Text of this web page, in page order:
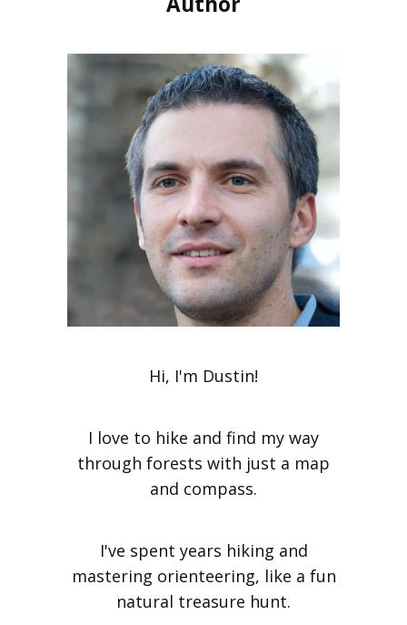
Hi, I'm Dustin!
I love to hike and find my way
through forests with just a map
and compass.
I've spent years hiking and
mastering orienteering, like a fun
natural treasure hunt.